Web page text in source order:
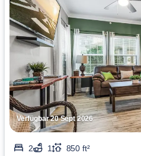
Verfügbar 20 Sept 2026
2 1
850 ft²